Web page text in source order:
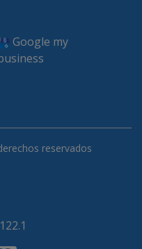
reservados